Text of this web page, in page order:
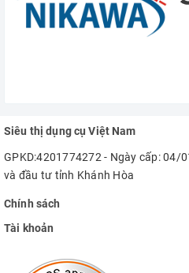
Siêu thị dụng cụ Việt Nam
GPKD:4201774272 - Ngày cấp: 04/
và đầu tư tỉnh Khánh Hòa
Chính sách
Tài khoản